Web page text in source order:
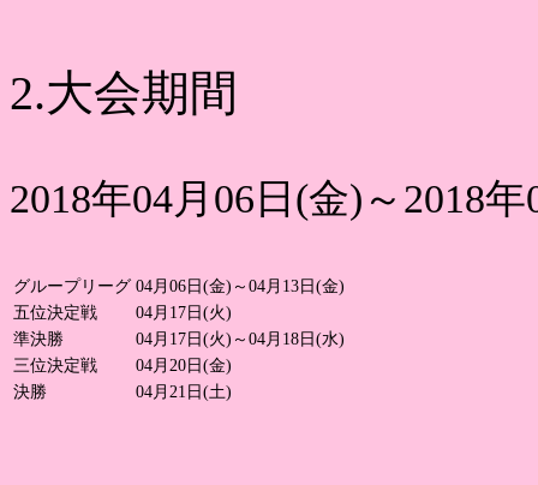
2.大会期間
2018年04月06日(金)～2018
グループリーグ 04月06日(金)～04月13日(金)
五位決定戦
04月17日(火)
準決勝
04月17日(火)～04月18日(水)
三位決定戦
04月20日(金)
決勝
04月21日(土)